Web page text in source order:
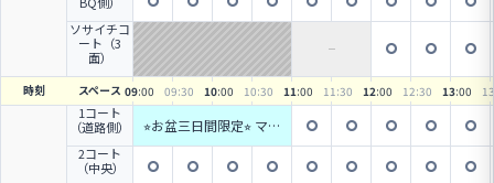
ソサイチコ
ート（3
面）
時刻 スペース 09:00 09:30 10:00 10:30 11:00 11 :30 12:00 12:30 13:00 13
1コート
（道路側）
⭐︎お盆三日間限定⭐︎ マテ
2コート
（中央）